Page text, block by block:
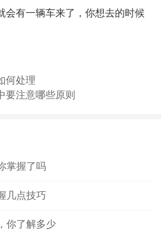
会有一辆车来了，你想去的时候
何处理
要注意哪些原则
掌握了吗
几点技巧
你了解多少